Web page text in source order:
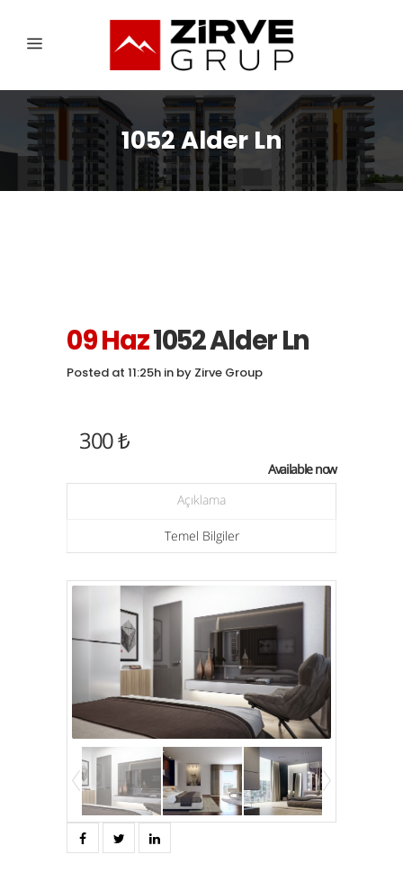
1052 Alder Ln
09 Haz1052 Alder Ln
Posted at 11:25h in by Zirve Group
300 ₺
Available now
Açıklama
Temel Bilgiler